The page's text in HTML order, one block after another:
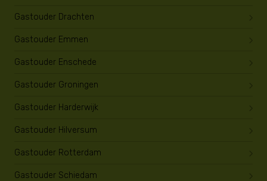
Gastouder Drachten
Gastouder Emmen
Gastouder Enschede
Gastouder Groningen
Gastouder Harderwijk
Gastouder Hilversum
Gastouder Rotterdam
Gastouder Schiedam